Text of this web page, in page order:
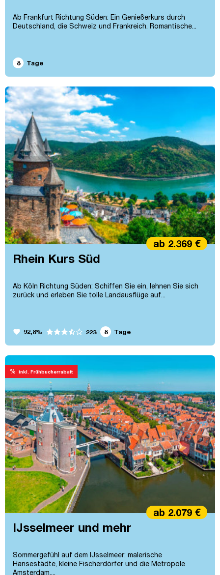
Ab Frankfurt Richtung Süden: Ein Genießerkurs durch
Deutschland, die Schweiz und Frankreich. Romantische...
8 Tage
Rhein Kurs Süd
Ab Köln Richtung Süden: Schiffen Sie ein, lehnen Sie sich
zurück und erleben Sie tolle Landausflüge auf...
ab 2.369 €
favorite 92,8% 223 8 Tage
% inkl. Frühbucherrabatt
IJsselmeer und mehr
Sommergefühl auf dem IJsselmeer: malerische
Hansestädte, kleine Fischerdörfer und die Metropole
Amsterdam....
ab 2.079 €